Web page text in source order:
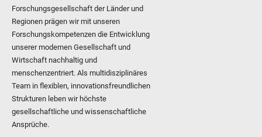
Forschungsgesellschaft der Länder und
Regionen prägen wir mit unseren
Forschungskompetenzen die Entwicklung
unserer modernen Gesellschaft und
Wirtschaft nachhaltig und
menschenzentriert. Als multidisziplinäres
Team in flexiblen, innovationsfreundlichen
Strukturen leben wir höchste
gesellschaftliche und wissenschaftliche
Ansprüche.